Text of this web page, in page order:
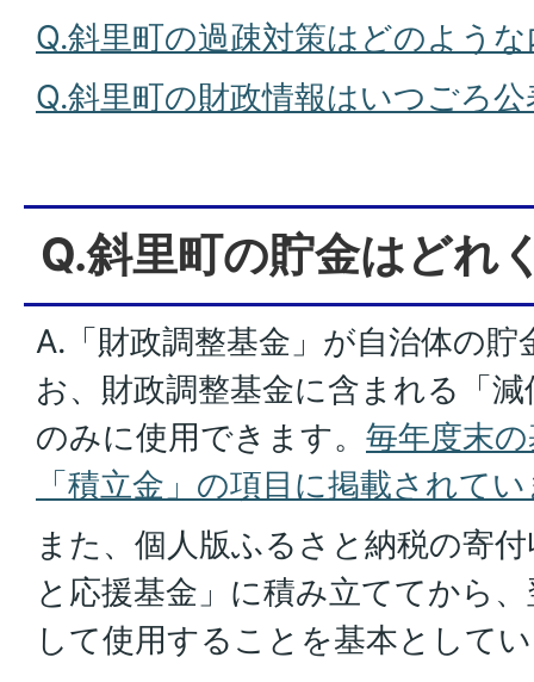
Q.斜里町の過疎対策はどのよう
Q.斜里町の財政情報はいつごろ
Q.斜里町の貯金はどれ
A.「財政調整基金」が自治体の
お、財政調整基金に含まれる「
のみに使用できます。 毎年度末
「積立金」の項目に掲載されて
また、個人版ふるさと納税の寄
と応援基金」に積み立ててから
して使用することを基本として